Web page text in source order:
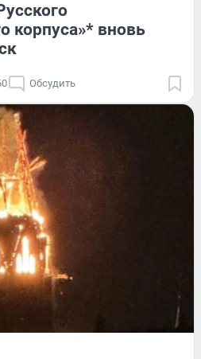
корпуса»* вновь
Обсудить